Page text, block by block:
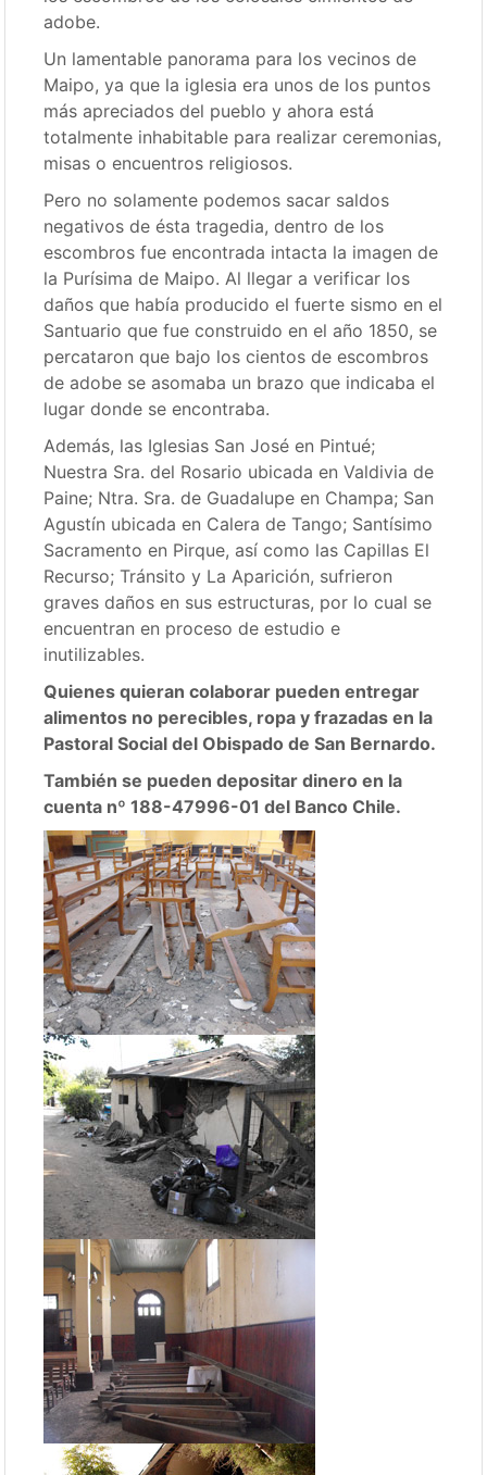
adobe.
Un lamentable panorama para los vecinos de
Maipo, ya que la iglesia era unos de los puntos
más apreciados del pueblo y ahora está
totalmente inhabitable para realizar ceremonias,
misas o encuentros religiosos.
Pero no solamente podemos sacar saldos
negativos de ésta tragedia, dentro de los
escombros fue encontrada intacta la imagen de
la Purísima de Maipo. Al llegar a verificar los
daños que había producido el fuerte sismo en el
Santuario que fue construido en el año 1850, se
percataron que bajo los cientos de escombros
de adobe se asomaba un brazo que indicaba el
lugar donde se encontraba.
Además, las Iglesias San José en Pintué;
Nuestra Sra. del Rosario ubicada en Valdivia de
Paine; Ntra. Sra. de Guadalupe en Champa; San
Agustín ubicada en Calera de Tango; Santísimo
Sacramento en Pirque, así como las Capillas El
Recurso; Tránsito y La Aparición, sufrieron
graves daños en sus estructuras, por lo cual se
encuentran en proceso de estudio e
inutilizables.
Quienes quieran colaborar pueden entregar
alimentos no perecibles, ropa y frazadas en la
Pastoral Social del Obispado de San Bernardo.
También se pueden depositar dinero en la
cuenta nº 188-47996-01 del Banco Chile.